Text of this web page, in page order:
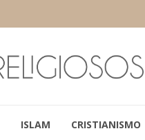
ISLAM CRISTIANISMO